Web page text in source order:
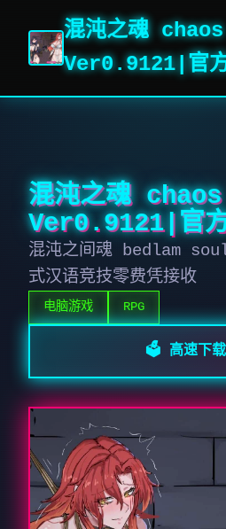
混沌之魂
Ver0.9121|官
混沌之魂
Ver0.9121|官
混沌之间魂 bedlam
式汉语竞技零费凭接收
电脑游戏 RPG
🗳️ 高速下载